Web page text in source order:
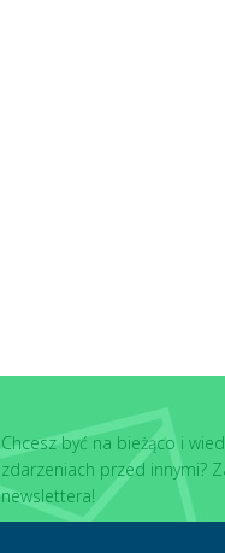
Chcesz być na bieżąco i
zdarzeniach przed innymi?
newslettera!